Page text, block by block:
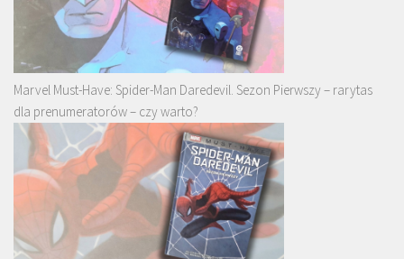
Marvel Must-Have: Spider-Man Daredevil. Sezon Pierwszy – rarytas
dla prenumeratorów – czy warto?